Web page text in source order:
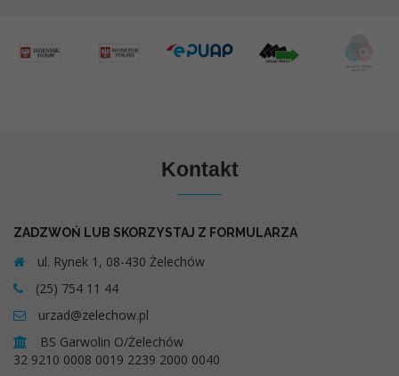
Kontakt
ZADZWOŃ LUB SKORZYSTAJ Z FORMULARZA
ul. Rynek 1, 08-430 Żelechów
(25) 754 11 44
urzad@zelechow.pl
BS Garwolin O/Żelechów
32 9210 0008 0019 2239 2000 0040